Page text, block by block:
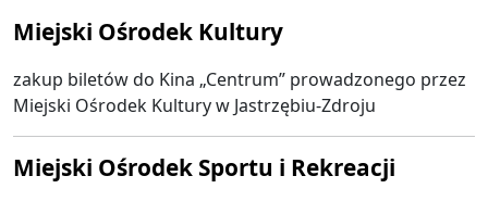
Miejski Ośrodek Kultury
zakup biletów do Kina „Centrum” prowadzonego przez
Miejski Ośrodek Kultury w Jastrzębiu-Zdroju
Miejski Ośrodek Sportu i Rekreacji